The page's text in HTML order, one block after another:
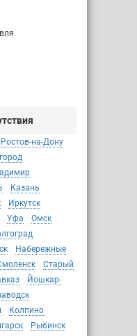
Ростов-на-Дону
Казань
Иркутск
Уфа
Омск
Набережные
Старый
Йошкар-
Колпино
Рыбинск